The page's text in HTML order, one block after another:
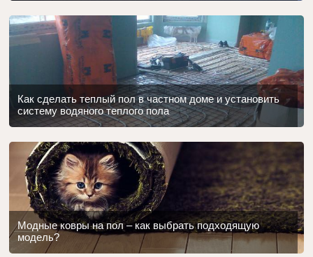
Как сделать теплый пол в частном доме и установить
систему водяного теплого пола
Модные ковры на пол – как выбрать подходящую
модель?